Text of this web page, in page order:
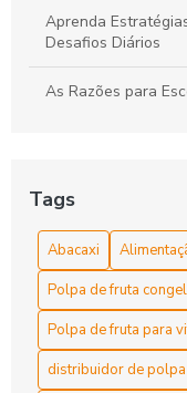
Aprenda
Desafios Diários
As Razões para
Benefícios da
Receitas Nutritivas
Benefícios da
Alimentação
Benefícios da
Tags
Abacaxi
Polpa de fruta
Polpa de fruta para
distribuidor de